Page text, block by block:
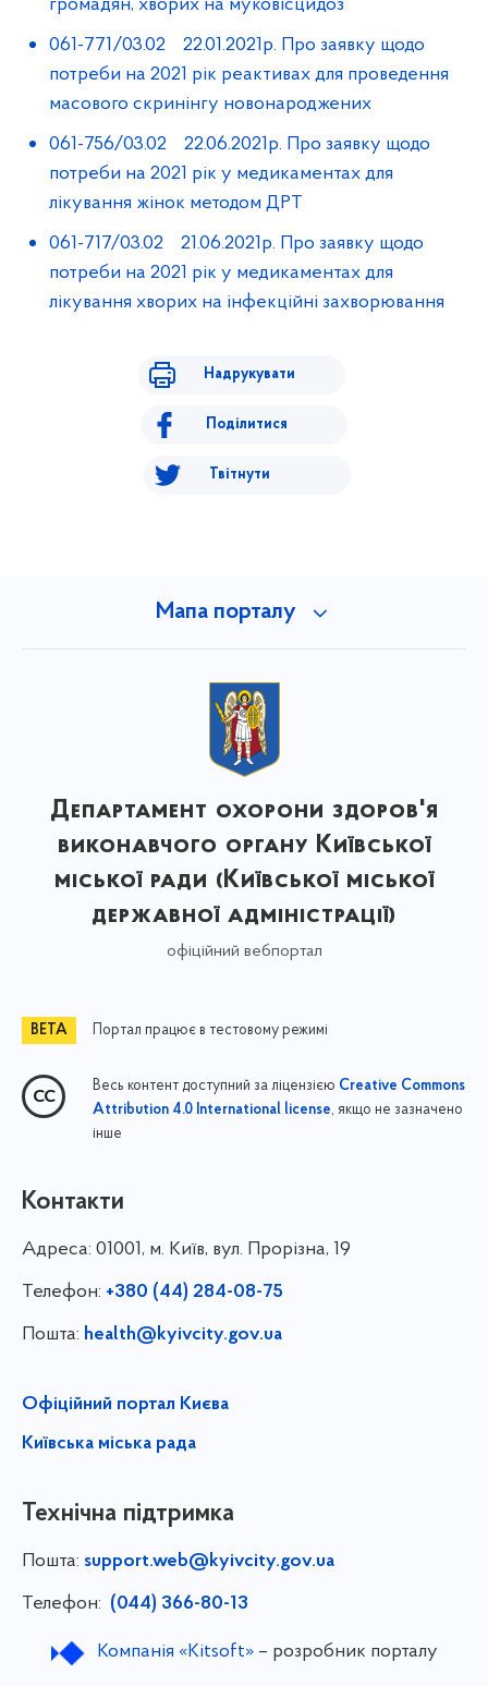
громадян, хворих на муковісцидоз
061-771/03.02 22.01.2021р. Про заявку щодо
потреби на 2021 рік реактивах для проведення
масового скринінгу новонароджених
061-756/03.02 22.06.2021р. Про заявку щодо
потреби на 2021 рік у медикаментах для
лікування жінок методом ДРТ
061-717/03.02 21.06.2021р. Про заявку щодо
потреби на 2021 рік у медикаментах для
лікування хворих на інфекційні захворювання
Надрукувати
Поділитися
Твітнути
Мапа порталу
Департамент охорони здоров'я
виконавчого органу Київської
міської ради (Київської міської
державної адміністрації)
офіційний вебпортал
Портал працює в тестовому режимі
Весь контент доступний за ліцензією Creative Commons
Attribution 4.0 International license, якщо не зазначено
інше
Контакти
Адреса: 01001, м. Київ, вул. Прорізна, 19
Телефон: +380 (44) 284-08-75
Пошта: health@kyivcity.gov.ua
Офіційний портал Києва
Київська міська рада
Технічна підтримка
Пошта: support.web@kyivcity.gov.ua
Телефон: (044) 366-80-13
Компанія «Kitsoft»– розробник порталу